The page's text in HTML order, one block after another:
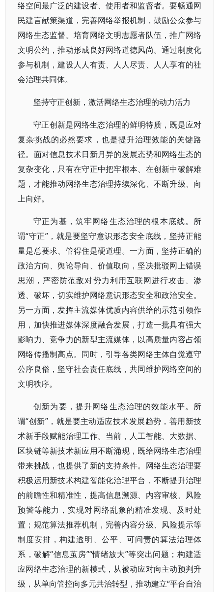
络空间最广泛的建设者、使用者和监督者。要畅通网
民建言献策渠道，完善网络举报机制，鼓励公众参与
网络生态监督。培育网络文明志愿者队伍，推广网络
文明公约，推动形成良好网络道德风尚。通过制度化
参与机制，建设人人有责、人人尽责、人人享有的社
会治理共同体。
坚持守正创新，激活网络生态治理的动力活力
守正创新是网络生态治理的鲜明特质，既是应对
复杂挑战的必然要求，也是提升治理效能的关键路
径。面对信息技术日新月异的发展态势和网络生态的
复杂变化，只有在守正中把牢根本、在创新中破解难
题，才能推动网络生态治理持续深化、不断升级、向
上向好。
守正为基，筑牢网络生态治理的根本底线。所
谓“守正”，就是要坚守意识形态安全底线，坚持正能
量是总要求、管得住是硬道理。一方面，坚持正确的
政治方向、舆论导向、价值取向，坚决批驳网上错误
思潮，严密防范敌对势力利用互联网进行攻击、渗
透、破坏，切实维护网络意识形态安全和政治安全。
另一方面，发挥主流媒体优质内容供给的示范引领作
用，加快推进媒体深度融合发展，打造一批具有强大
影响力、竞争力的新型主流媒体，以高质量内容占领
网络传播制高点。同时，引导各类网络主体自觉遵守
公序良俗，坚守社会责任底线，共同维护网络空间的
文明秩序。
创新为要，提升网络生态治理的效能水平。所
谓“创新”，就是要主动适应技术发展趋势，善用新技
术新手段赋能治理工作。当前，人工智能、大数据、
区块链等新技术新应用不断涌现，既给网络生态治理
带来挑战，也提供了新的支持条件。网络生态治理要
积极运用新技术构建智能化治理平台，不断提升治理
的前瞻性和精准性，提高信息溯源、内容审核、风险
预警等能力，实现对网络乱象的精准发现、及时处
置；规范算法推荐机制，完善内容分级、风险提示等
制度安排，构建透明、公平、可问责的算法治理体
系，破解“信息茧房”“情绪放大”等突出问题；构建适
应网络生态治理的新模式，从被动应对向主动预判升
级，从单向管控向多元共治转型，推动建立“平台自治